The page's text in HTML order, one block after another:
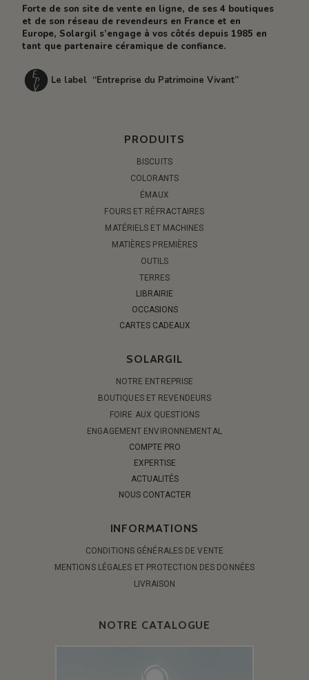
Forte de son site de vente en ligne, de ses 4 boutiques
et de son réseau de revendeurs en France et en
Europe, Solargil s’engage à vos côtés depuis 1985 en
tant que partenaire céramique de confiance.
Le label “Entreprise du Patrimoine Vivant”
PRODUITS
BISCUITS
COLORANTS
ÉMAUX
FOURS ET RÉFRACTAIRES
MATÉRIELS ET MACHINES
MATIÈRES PREMIÈRES
OUTILS
TERRES
LIBRAIRIE
OCCASIONS
CARTES CADEAUX
SOLARGIL
NOTRE ENTREPRISE
BOUTIQUES ET REVENDEURS
FOIRE AUX QUESTIONS
ENGAGEMENT ENVIRONNEMENTAL
COMPTE PRO
EXPERTISE
ACTUALITÉS
NOUS CONTACTER
INFORMATIONS
CONDITIONS GÉNÉRALES DE VENTE
MENTIONS LÉGALES ET PROTECTION DES DONNÉES
LIVRAISON
NOTRE CATALOGUE